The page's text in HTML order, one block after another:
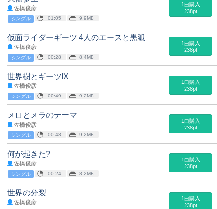
佐橋俊彦
シングル 01:05 9.9MB
1曲購入
238pt
仮面ライダーギーツ 4人のエースと黒狐
佐橋俊彦
シングル 00:28 8.4MB
1曲購入
238pt
世界樹とギーツIX
佐橋俊彦
シングル 00:49 9.2MB
1曲購入
238pt
メロとメラのテーマ
佐橋俊彦
シングル 00:48 9.2MB
1曲購入
238pt
何が起きた?
佐橋俊彦
シングル 00:24 8.2MB
1曲購入
238pt
世界の分裂
佐橋俊彦
1曲購入
238pt